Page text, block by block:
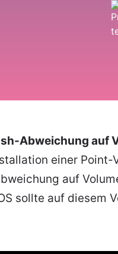
Abweichung auf
einer Point-
auf
sollte auf diesem